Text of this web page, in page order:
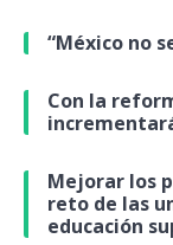
“México no
Con la
Mejorar los
reto de las
educación